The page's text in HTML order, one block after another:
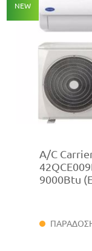
NEW
A/C
9000Btu